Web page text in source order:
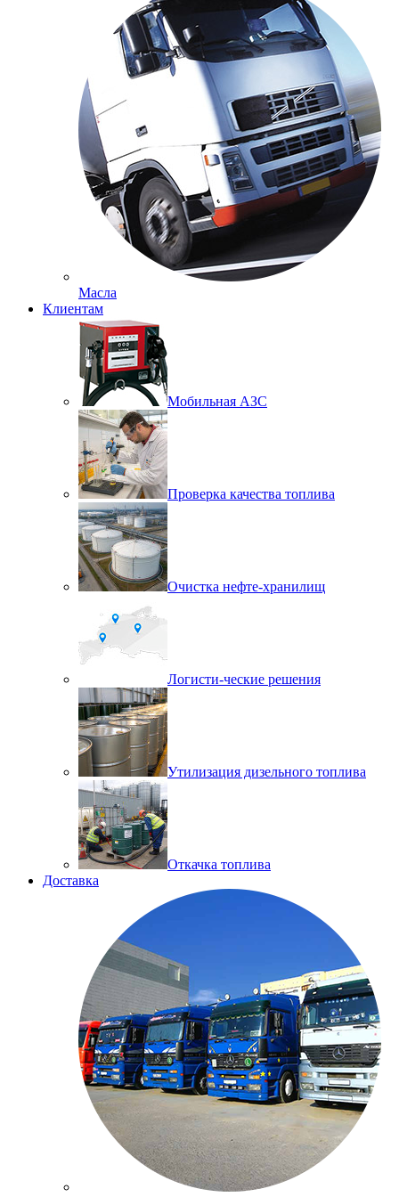
Масла
Клиентам
Мобильная АЗС
Проверка качества топлива
Очистка нефте-хранилищ
Логисти-ческие решения
Утилизация дизельного топлива
Откачка топлива
Доставка